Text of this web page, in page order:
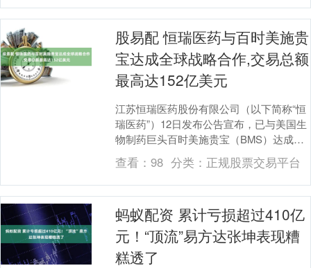
股易配 恒瑞医药与百时美施贵
宝达成全球战略合作,交易总额
最高达152亿美元
江苏恒瑞医药股份有限公司（以下简称“恒
瑞医药”）12日发布公告宣布，已与美国生
物制药巨头百时美施贵宝（BMS）达成多
项全球协同研发与许可协议。根据协议条
款，本次....
查看：98 分类： 正规股票交易平台
蚂蚁配资 累计亏损超过410亿
元！“顶流”易方达张坤表现糟
糕透了